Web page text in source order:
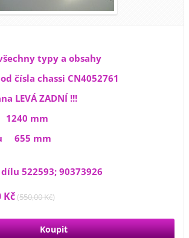
všechny typy a obsahy
čísla chassi CN4052761
LEVÁ ZADNÍ !!!
mm
655 mm
522593; 90373926
Kč(550,00 Kč)